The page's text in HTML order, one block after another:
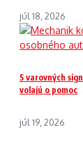
júl 18, 2026
5 varovných
volajú o pomoc
júl 19, 2026